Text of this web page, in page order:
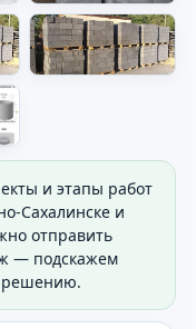
в
и этапы работ
Сахалинске и
отправить
— подскажем
решению.